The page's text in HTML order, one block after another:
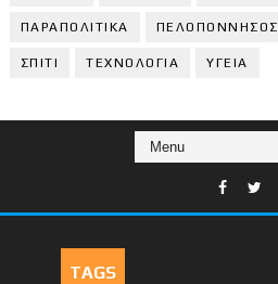
ΠΑΡΑΠΟΛΙΤΙΚΑ ΠΕΛΟΠΟΝΝΗΣΟΣ
ΣΠΙΤΙ ΤΕΧΝΟΛΟΓΙΑ ΥΓΕΙΑ
TAGS